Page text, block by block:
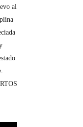
al